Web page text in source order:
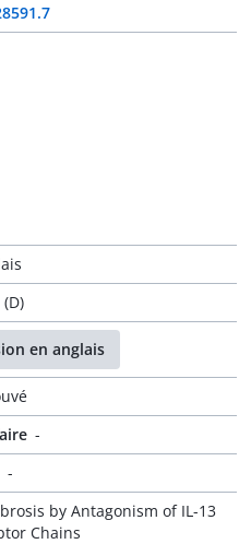
en anglais
-
-
by Antagonism of IL-13
Chains